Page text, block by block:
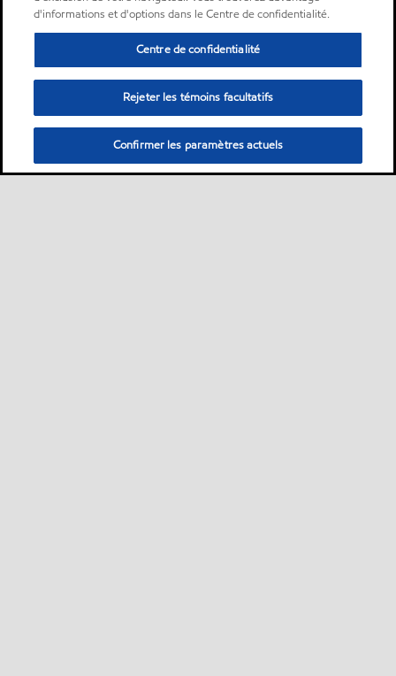
d'informations et d'options dans le Centre de confidentialité.
Centre de confidentialité
Rejeter les témoins facultatifs
Confirmer les paramètres actuels